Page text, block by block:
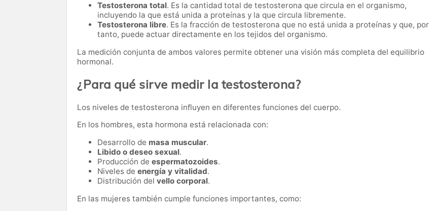
Testosterona total. Es la cantidad total de testosterona que circula en el organismo,
incluyendo la que está unida a proteínas y la que circula libremente.
Testosterona libre. Es la fracción de testosterona que no está unida a proteínas y que, por
tanto, puede actuar directamente en los tejidos del organismo.
La medición conjunta de ambos valores permite obtener una visión más completa del equilibrio
hormonal.
¿Para qué sirve medir la testosterona?
Los niveles de testosterona influyen en diferentes funciones del cuerpo.
En los hombres, esta hormona está relacionada con:
Desarrollo de masa muscular.
Libido o deseo sexual.
Producción de espermatozoides.
Niveles de energía y vitalidad.
Distribución del vello corporal.
En las mujeres también cumple funciones importantes, como: